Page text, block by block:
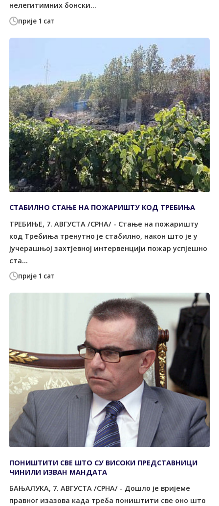
прије 1 сат
нелегитимних бонски...
прије 1 сат
СТАБИЛНО СТАЊЕ НА ПОЖАРИШТУ КОД ТРЕБИЊА
TРЕБИЊЕ, 7. АВГУСTА /СРНА/ - Стање на пожаришту
код Tребиња тренутно је стабилно, након што је у
јучерашњој захтјевној интервенцији пожар успјешно
ста...
ПОНИШТИТИ СВЕ ШТО СУ ВИСОКИ ПРЕДСТАВНИЦИ
ЧИНИЛИ ИЗВАН МАНДАТА
БАЊАЛУКА, 7. АВГУСТА /СРНА/ - Дошло је вријеме
правног изазова када треба поништити све оно што